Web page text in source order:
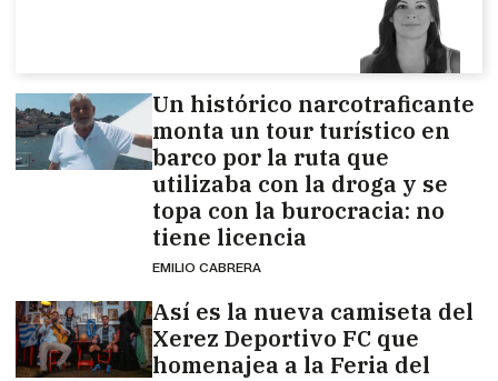
Un histórico narcotraficante
monta un tour turístico en
barco por la ruta que
utilizaba con la droga y se
topa con la burocracia: no
tiene licencia
EMILIO CABRERA
Así es la nueva camiseta del
Xerez Deportivo FC que
homenajea a la Feria del